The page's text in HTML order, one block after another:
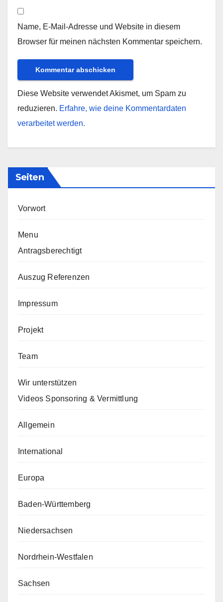
Name, E-Mail-Adresse und Website in diesem
Browser für meinen nächsten Kommentar speichern.
Diese Website verwendet Akismet, um Spam zu
reduzieren. Erfahre, wie deine Kommentardaten
verarbeitet werden.
Seiten
Vorwort
Menu
Antragsberechtigt
Auszug Referenzen
Impressum
Projekt
Team
Wir unterstützen
Videos Sponsoring & Vermittlung
Allgemein
International
Europa
Baden-Württemberg
Niedersachsen
Nordrhein-Westfalen
Sachsen